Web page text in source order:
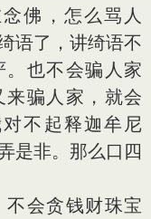
佛，怎么骂人
语了，讲绮语不
也不会骗人家
骗人家，就会
不起释迦牟尼
是非。那么口四
会贪钱财珠宝